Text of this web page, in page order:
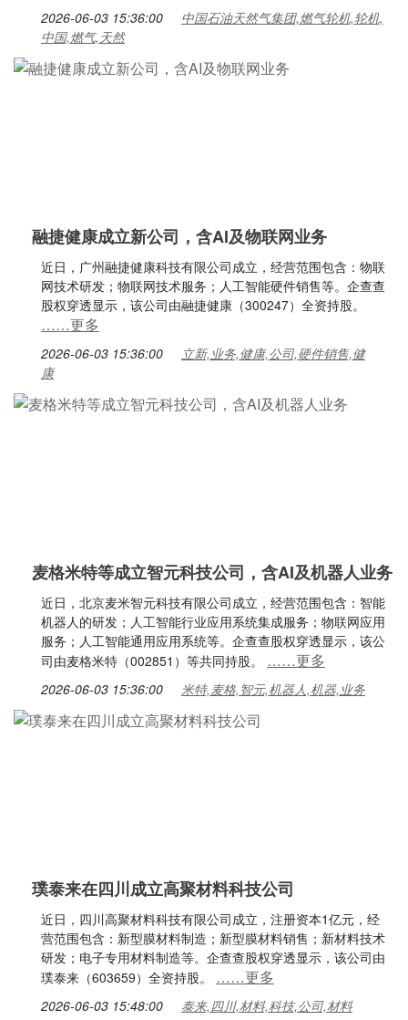
2026-06-03 15:36:00
中国石油天然气集团,燃气轮机,轮机,
中国,燃气,天然
融捷健康成立新公司，含AI及物联网业务
近日，广州融捷健康科技有限公司成立，经营范围包含：物联
网技术研发；物联网技术服务；人工智能硬件销售等。企查查
股权穿透显示，该公司由融捷健康（300247）全资持股。
……更多
2026-06-03 15:36:00
立新,业务,健康,公司,硬件销售,健
康
麦格米特等成立智元科技公司，含AI及机器人业务
近日，北京麦米智元科技有限公司成立，经营范围包含：智能
机器人的研发；人工智能行业应用系统集成服务；物联网应用
服务；人工智能通用应用系统等。企查查股权穿透显示，该公
司由麦格米特（002851）等共同持股。 ……更多
2026-06-03 15:36:00 米特,麦格,智元,机器人,机器,业务
璞泰来在四川成立高聚材料科技公司
近日，四川高聚材料科技有限公司成立，注册资本1亿元，经
营范围包含：新型膜材料制造；新型膜材料销售；新材料技术
研发；电子专用材料制造等。企查查股权穿透显示，该公司由
璞泰来（603659）全资持股。 ……更多
2026-06-03 15:48:00 泰来,四川,材料,科技,公司,材料